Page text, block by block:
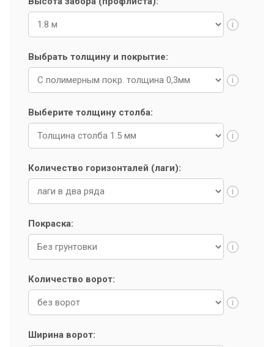
установкой. Даем длительные гарантии на
конструкции и монтаж.
i
Выбрать толщину и покрытие:
i
Выберите толщину столба:
i
Количество горизонталей (лаги):
i
Покраска:
i
Количество ворот:
i
Ширина ворот: